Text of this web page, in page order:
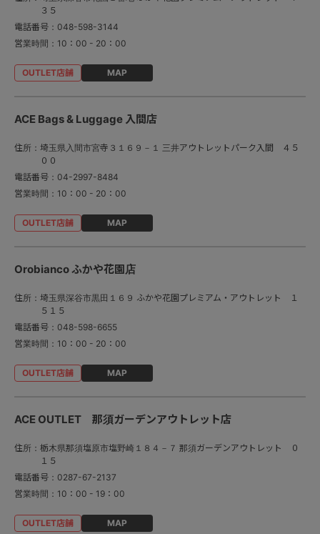
３５
電話番号： 048-598-3144
営業時間： 10：00 - 20：00
MAP
ACE Bags & Luggage 入間店
住所： 埼玉県入間市宮寺３１６９－１ 三井アウトレットパーク入間 ４５
００
電話番号： 04-2997-8484
営業時間： 10：00 - 20：00
MAP
Orobianco ふかや花園店
住所： 埼玉県深谷市黒田１６９ ふかや花園プレミアム・アウトレット １
５１５
電話番号： 048-598-6655
営業時間： 10：00 - 20：00
MAP
ACE OUTLET 那須ガーデンアウトレット店
住所： 栃木県那須塩原市塩野崎１８４－７ 那須ガーデンアウトレット ０
１５
電話番号： 0287-67-2137
営業時間： 10：00 - 19：00
MAP